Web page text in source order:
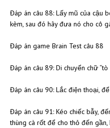
Đáp án câu 88: Lấy mũ của cậu
kèm, sau đó hãy đưa nó cho cô
Đáp án game Brain Test câu 88
Đáp án câu 89: Di chuyển chữ
Đáp án câu 90: Lắc điện thoại,
Đáp án câu 91: Kéo chiếc bẫy,
thùng cà rốt để cho thỏ đến